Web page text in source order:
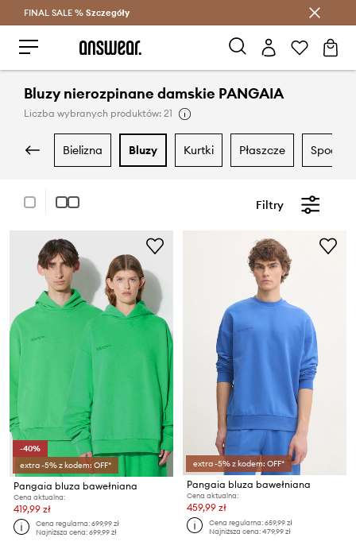
Oszczędzaj z Answear Club >
FINAL SALE % Szczegóły
Bluzy nierozpinane damskie PANGAIA
Liczba wybranych produktów: 21
bielizna bluzy kurtki płaszcze
Filtry
-40%
extra -5% z kodem: OFF*
Pangaia bluza bawełniana
Cena aktualna:
419,99 zł
Cena regularna:699,99 zł
Najniższa cena:699,99 zł
extra -5% z kodem: OFF*
Pangaia bluza bawełniana
Cena aktualna:
459,99 zł
Cena regularna:659,99 zł
Najniższa cena:479,99 zł